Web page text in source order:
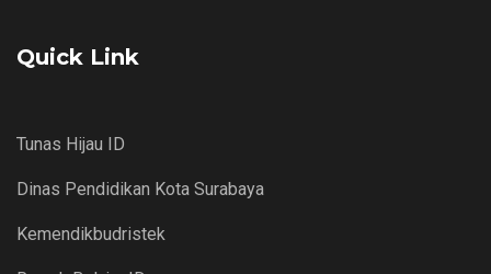
Quick Link
Tunas Hijau ID
Dinas Pendidikan Kota Surabaya
Kemendikbudristek